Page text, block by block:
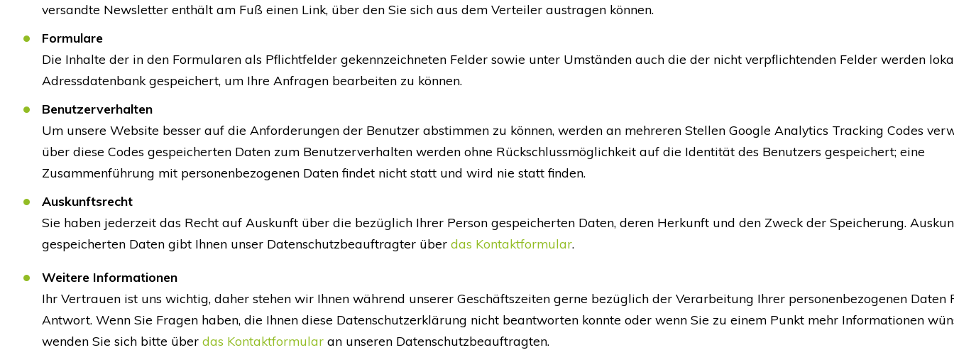
versandte Newsletter enthält am Fuß einen Link, über den Sie sich aus dem Verteiler austragen können.
Formulare
Die Inhalte der in den Formularen als Pflichtfelder gekennzeichneten Felder sowie unter Umständen auch die der nicht verpflichtenden Felder werden
Adressdatenbank gespeichert, um Ihre Anfragen bearbeiten zu können.
Benutzerverhalten
Um unsere Website besser auf die Anforderungen der Benutzer abstimmen zu können, werden an mehreren Stellen Google Analytics Tracking Codes
über diese Codes gespeicherten Daten zum Benutzerverhalten werden ohne Rückschlussmöglichkeit auf die Identität des Benutzers gespeichert; eine
Zusammenführung mit personenbezogenen Daten findet nicht statt und wird nie statt finden.
Auskunftsrecht
Sie haben jederzeit das Recht auf Auskunft über die bezüglich Ihrer Person gespeicherten Daten, deren Herkunft und den Zweck der Speicherung.
gespeicherten Daten gibt Ihnen unser Datenschutzbeauftragter über das Kontaktformular.
Weitere Informationen
Ihr Vertrauen ist uns wichtig, daher stehen wir Ihnen während unserer Geschäftszeiten gerne bezüglich der Verarbeitung Ihrer personenbezogenen Daten
Antwort. Wenn Sie Fragen haben, die Ihnen diese Datenschutzerklärung nicht beantworten konnte oder wenn Sie zu einem Punkt mehr Informationen
wenden Sie sich bitte über das Kontaktformularan unseren Datenschutzbeauftragten.